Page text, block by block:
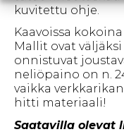
kuvitettu ohje.
Kaavoissa
Mallit ovat
onnistuvat
neliöpaino on n.
vaikka
hitti materiaali!
Saatavilla olevat